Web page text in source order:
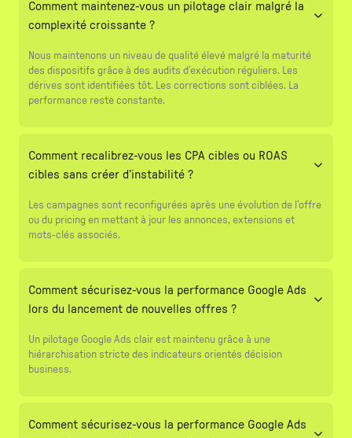
Comment maintenez-vous un pilotage clair malgré la
complexité croissante ?
Nous maintenons un niveau de qualité élevé malgré la maturité
des dispositifs grâce à des audits d’exécution réguliers. Les
dérives sont identifiées tôt. Les corrections sont ciblées. La
performance reste constante.
Comment recalibrez-vous les CPA cibles ou ROAS
cibles sans créer d’instabilité ?
Les campagnes sont reconfigurées après une évolution de l’offre
ou du pricing en mettant à jour les annonces, extensions et
mots-clés associés.
Comment sécurisez-vous la performance Google Ads
lors du lancement de nouvelles offres ?
Un pilotage Google Ads clair est maintenu grâce à une
hiérarchisation stricte des indicateurs orientés décision
business.
Comment sécurisez-vous la performance Google Ads